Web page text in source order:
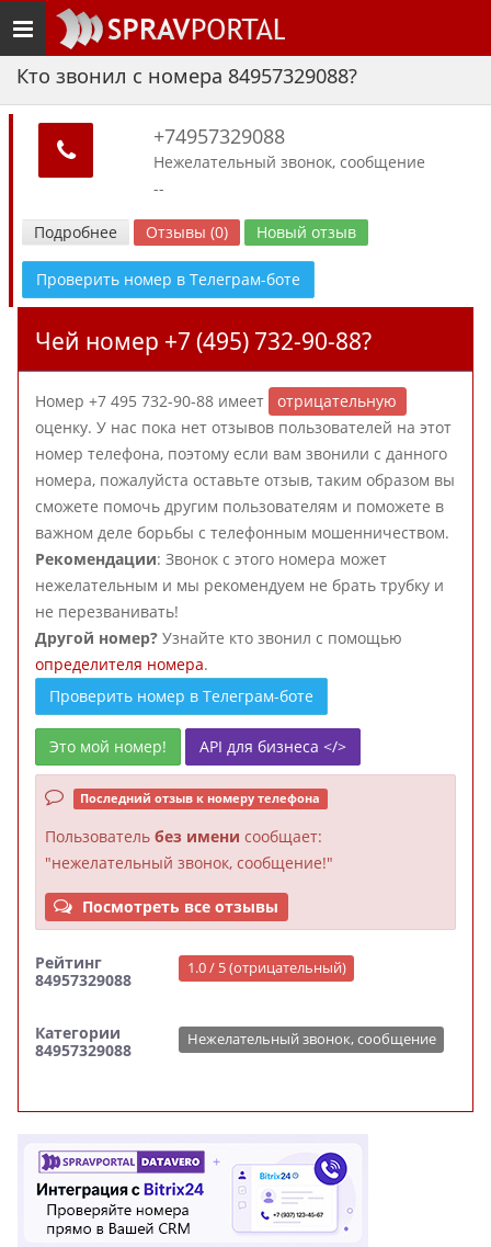
Toggle
navigation
Кто звонил с номера 84957329088?
+74957329088
Нежелательный звонок, сообщение
--
Подробнее Отзывы (0) Новый отзыв
Проверить номер в Телеграм-боте
Чей номер +7 (495) 732-90-88?
Номер +7 495 732-90-88 имеет
отрицательную
оценку. У нас пока нет отзывов пользователей на этот
номер телефона, поэтому если вам звонили с данного
номера, пожалуйста оставьте отзыв, таким образом вы
сможете помочь другим пользователям и поможете в
важном деле борьбы с телефонным мошенничеством.
Рекомендации: Звонок с этого номера может
нежелательным и мы рекомендуем не брать трубку и
не перезванивать!
Другой номер? Узнайте кто звонил с помощью
определителя номера.
Проверить номер в Телеграм-боте
Это мой номер! API для бизнеса </>
Последний отзыв к номеру телефона
Пользователь без имени сообщает:
"нежелательный звонок, сообщение!"
Посмотреть все отзывы
Рейтинг
84957329088
1.0 / 5 (отрицательный)
Категории
84957329088
Нежелательный звонок, сообщение